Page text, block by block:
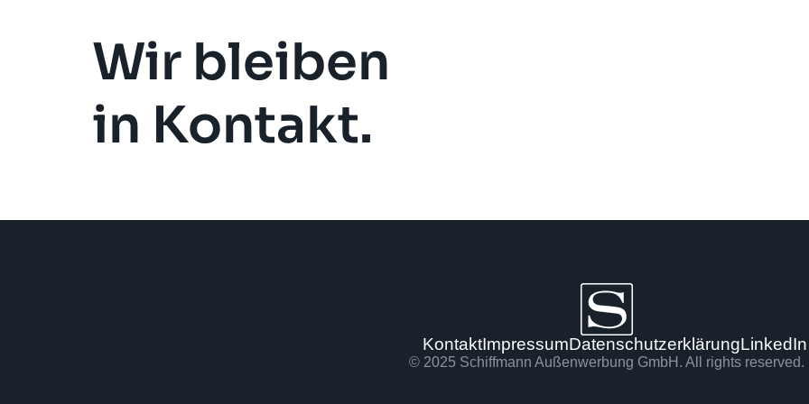
Wir bleiben
in Kontakt.
KontaktImpressumDatenschutzerklärung
© 2025 Schiffmann Außenwerbung GmbH. All rights reserved.